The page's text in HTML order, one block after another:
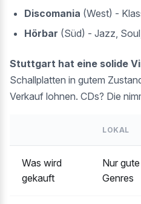
Discomania (West) -
Hörbar (Süd) - Jazz,
Stuttgart hat eine solide
Schallplatten in gutem
Verkauf lohnen. CDs? Die
LOKAL
Was wird
gekauft
Nur gute
Genres